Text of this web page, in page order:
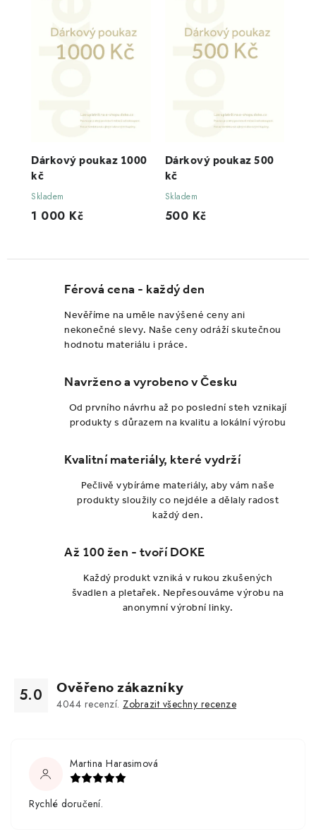
Férová cena - každý den
Nevěříme na uměle navýšené ceny ani
nekonečné slevy. Naše ceny odráží skutečnou
hodnotu materiálu i práce.
Navrženo a vyrobeno v Česku
Od prvního návrhu až po poslední steh vznikají
produkty s důrazem na kvalitu a lokální výrobu
Kvalitní materiály, které vydrží
Pečlivě vybíráme materiály, aby vám naše
produkty sloužily co nejdéle a dělaly radost
každý den.
Až 100 žen - tvoří DOKE
Každý produkt vzniká v rukou zkušených
švadlen a pletařek. Nepřesouváme výrobu na
anonymní výrobní linky.
Dárkový poukaz 1000
kč
Skladem
1 000 Kč
Dárkový poukaz 500
kč
Skladem
500 Kč
5.0 Ověřeno zákazníky
4044 recenzí. Zobrazit všechny recenze
Martina Harasimová
Rychlé doručení.